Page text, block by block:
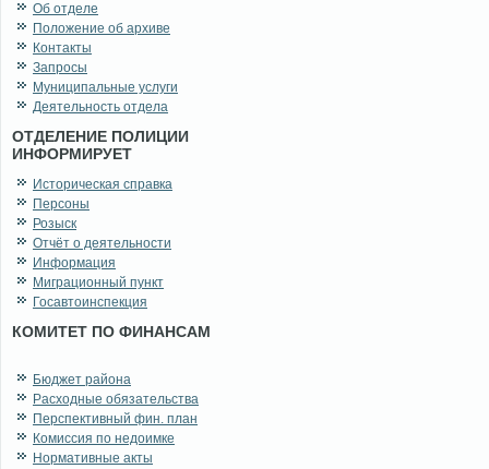
Об отделе
Положение об архиве
Контакты
Запросы
Муниципальные услуги
Деятельность отдела
ОТДЕЛЕНИЕ ПОЛИЦИИ
ИНФОРМИРУЕТ
Историческая справка
Персоны
Розыск
Отчёт о деятельности
Информация
Миграционный пункт
Госавтоинспекция
КОМИТЕТ ПО ФИНАНСАМ
Бюджет района
Расходные обязательства
Перспективный фин. план
Комиссия по недоимке
Нормативные акты